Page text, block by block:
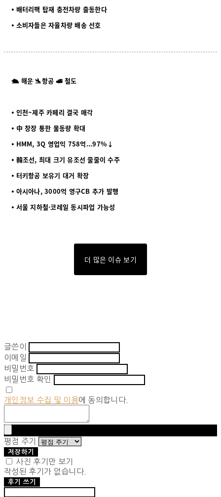
⦁ 배터리팩 탑재 충전차량 출동한다
⦁ 소비자들은 자율차량 배송 선호
🛳️ 해운 🛬항공 🚅 철도
⦁ 인천~제주 카페리 결국 매각
⦁ 中 창장 통한 물동량 확대
⦁ HMM, 3Q 영업익 758억...97%↓
⦁ 韓조선, 최대 크기 유조선 줄줄이 수주
⦁ 터키항공 보유기 대거 확장
⦁ 아시아나, 3000억 영구CB 추가 발행
⦁ 서울 지하철·코레일 동시파업 가능성
더 많은 이슈 보기
글쓴이
이메일
비밀번호
비밀번호 확인
개인정보 수집 및 이용에 동의합니다.
평점 주기
저장하기
사진 후기만 보기
작성된 후기가 없습니다.
후기 쓰기